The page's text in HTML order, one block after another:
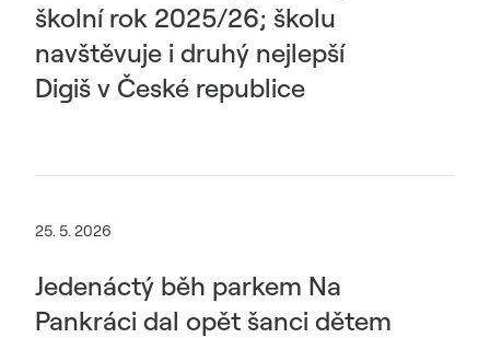
školní rok 2025/26; školu
navštěvuje i druhý nejlepší
Digiš v České republice
25. 5. 2026
Jedenáctý běh parkem Na
Pankráci dal opět šanci dětem